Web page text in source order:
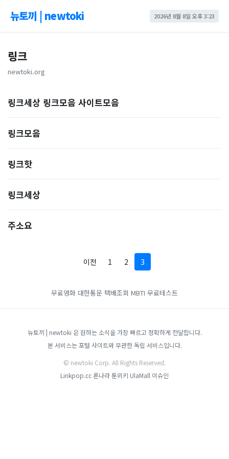
뉴토끼 | newtoki 2026년 8월 8일 오후 3:23
링크
newtoki.org
링크세상 링크모음 사이트모음
링크모음
링크핫
링크세상
주소요
이전 1 2 3
무료영화 대한통운 택배조회 MBTI 무료테스트
뉴토끼 | newtoki 은 원하는 소식을 가장 빠르고 정확하게 전달합니다.
본 서비스는 포털 사이트와 무관한 독립 서비스입니다.
© newtoki Corp. All Rights Reserved.
Linkpop.cc론나라툰위키 UlaMall 이슈인